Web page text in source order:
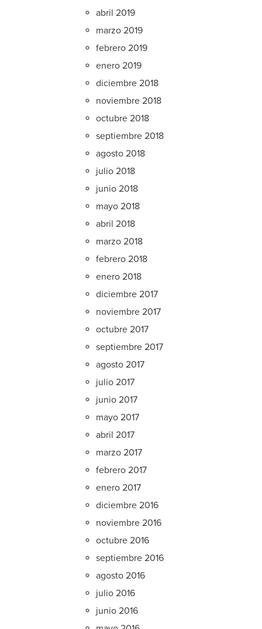
abril 2019
marzo 2019
febrero 2019
enero 2019
diciembre 2018
noviembre 2018
octubre 2018
septiembre 2018
agosto 2018
julio 2018
junio 2018
mayo 2018
abril 2018
marzo 2018
febrero 2018
enero 2018
diciembre 2017
noviembre 2017
octubre 2017
septiembre 2017
agosto 2017
julio 2017
junio 2017
mayo 2017
abril 2017
marzo 2017
febrero 2017
enero 2017
diciembre 2016
noviembre 2016
octubre 2016
septiembre 2016
agosto 2016
julio 2016
junio 2016